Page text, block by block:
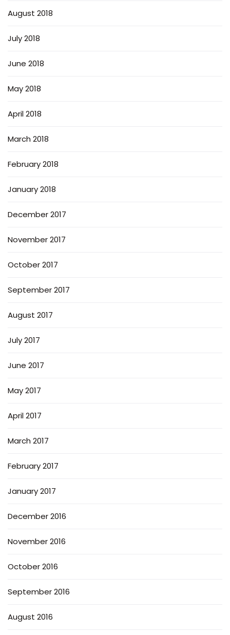
August 2018
July 2018
June 2018
May 2018
April 2018
March 2018
February 2018
January 2018
December 2017
November 2017
October 2017
September 2017
August 2017
July 2017
June 2017
May 2017
April 2017
March 2017
February 2017
January 2017
December 2016
November 2016
October 2016
September 2016
August 2016